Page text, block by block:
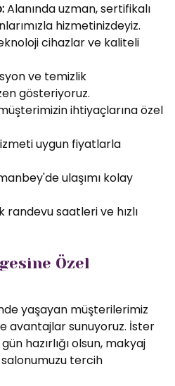
Alanında uzman, sertifikalı
hizmetinizdeyiz.
cihazlar ve kaliteli
ve temizlik
gösteriyoruz.
ihtiyaçlarına özel
uygun fiyatlarla
ulaşımı kolay
randevu saatleri ve hızlı
Özel
yaşayan müşterilerimiz
avantajlar sunuyoruz. İster
hazırlığı olsun, makyaj
salonumuzu tercih